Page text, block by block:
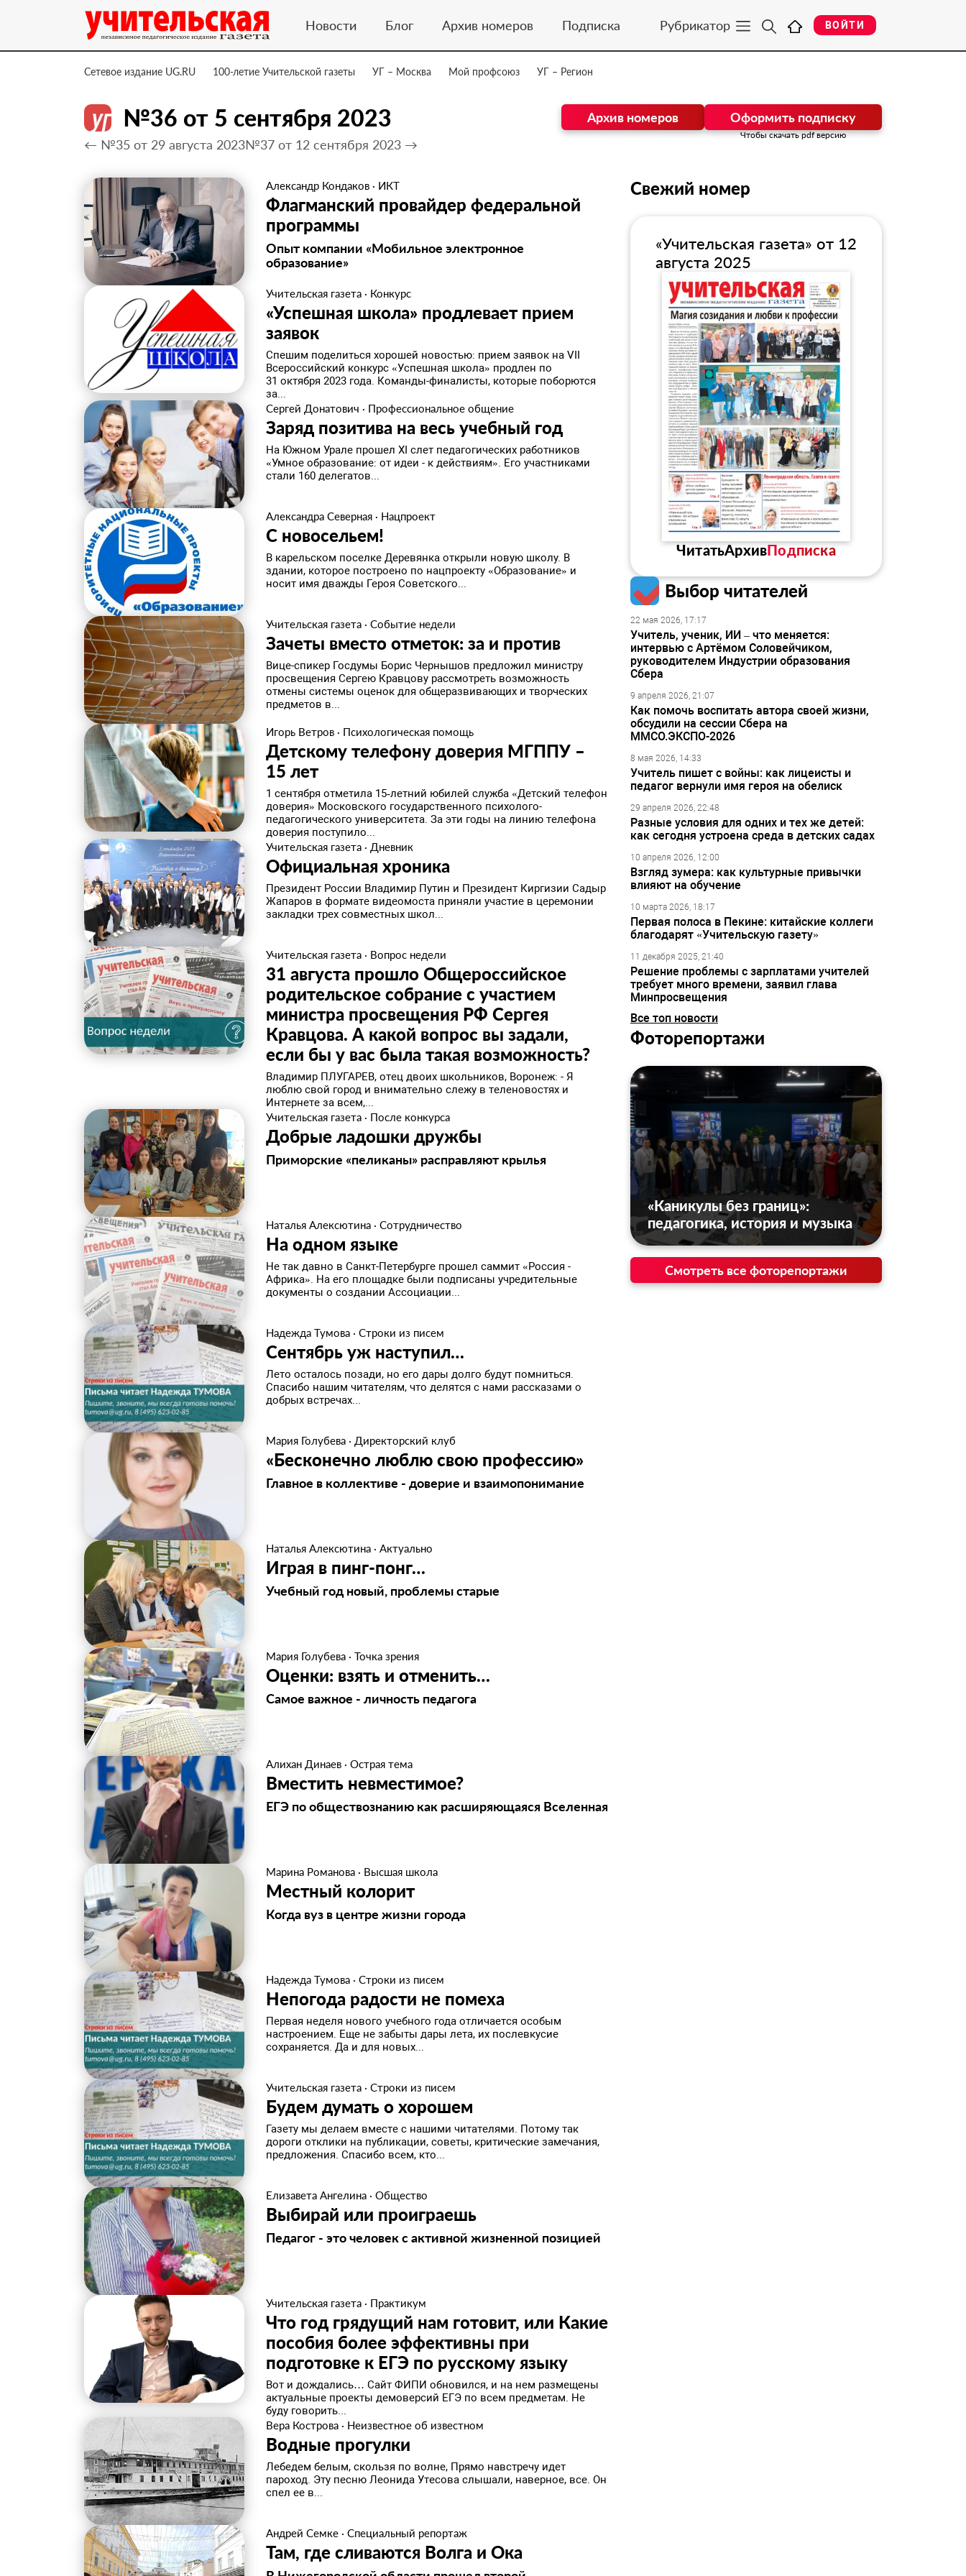
Новости Блог Архив номеров Подписка Рубрикатор ВОЙТИ
Сетевое издание UG.RU 100-летие Учительской газеты УГ – Москва Мой профсоюз УГ – Регион
№36 от 5 сентября 2023
← №35 от 29 августа 2023№37 от 12 сентября 2023 →
Архив номеров Оформить подписку
Чтобы скачать pdf версию
Александр Кондаков · ИКТ
Флагманский провайдер федеральной
программы
Опыт компании «Мобильное электронное
образование»
Учительская газета · Конкурс
«Успешная школа» продлевает прием
заявок
Спешим поделиться хорошей новостью: прием заявок на VII
Всероссийский конкурс «Успешная школа» продлен по
31 октября 2023 года. Команды-финалисты, которые поборются
за...
Сергей Донатович · Профессиональное общение
Заряд позитива на весь учебный год
На Южном Урале прошел XI слет педагогических работников
«Умное образование: от идеи - к действиям». Его участниками
стали 160 делегатов...
Александра Северная · Нацпроект
С новосельем!
В карельском поселке Деревянка открыли новую школу. В
здании, которое построено по нацпроекту «Образование» и
носит имя дважды Героя Советского...
Учительская газета · Событие недели
Зачеты вместо отметок: за и против
Вице-спикер Госдумы Борис Чернышов предложил министру
просвещения Сергею Кравцову рассмотреть возможность
отмены системы оценок для общеразвивающих и творческих
предметов в...
Игорь Ветров · Психологическая помощь
Детскому телефону доверия МГППУ –
15 лет
1 сентября отметила 15‑летний юбилей служба «Детский телефон
доверия» Московского государственного психолого-
педагогического университета. За эти годы на линию телефона
доверия поступило...
Учительская газета · Дневник
Официальная хроника
Президент России Владимир Путин и Президент Киргизии Садыр
Жапаров в формате видеомоста приняли участие в церемонии
закладки трех совместных школ...
Учительская газета · Вопрос недели
31 августа прошло Общероссийское
родительское собрание с участием
министра просвещения РФ Сергея
Кравцова. А какой вопрос вы задали,
если бы у вас была такая возможность?
Владимир ПЛУГАРЕВ, отец двоих школьников, Воронеж: - Я
люблю свой город и внимательно слежу в теленовостях и
Интернете за всем,...
Учительская газета · После конкурса
Добрые ладошки дружбы
Приморские «пеликаны» расправляют крылья
Наталья Алексютина · Сотрудничество
На одном языке
Не так давно в Санкт-Петербурге прошел саммит «Россия -
Африка». На его площадке были подписаны учредительные
документы о создании Ассоциации...
Надежда Тумова · Строки из писем
Сентябрь уж наступил…
Лето осталось позади, но его дары долго будут помниться.
Спасибо нашим читателям, что делятся с нами рассказами о
добрых встречах...
Мария Голубева · Директорский клуб
«Бесконечно люблю свою профессию»
Главное в коллективе - доверие и взаимопонимание
Наталья Алексютина · Актуально
Играя в пинг-понг…
Учебный год новый, проблемы старые
Мария Голубева · Точка зрения
Оценки: взять и отменить…
Самое важное - личность педагога
Алихан Динаев · Острая тема
Вместить невместимое?
ЕГЭ по обществознанию как расширяющаяся Вселенная
Марина Романова · Высшая школа
Местный колорит
Когда вуз в центре жизни города
Надежда Тумова · Строки из писем
Непогода радости не помеха
Первая неделя нового учебного года отличается особым
настроением. Еще не забыты дары лета, их послевкусие
сохраняется. Да и для новых...
Учительская газета · Строки из писем
Будем думать о хорошем
Газету мы делаем вместе с нашими читателями. Потому так
дороги отклики на публикации, советы, критические замечания,
предложения. Спасибо всем, кто...
Елизавета Ангелина · Общество
Выбирай или проиграешь
Педагог - это человек с активной жизненной позицией
Учительская газета · Практикум
Что год грядущий нам готовит, или Какие
пособия более эффективны при
подготовке к ЕГЭ по русскому языку
Вот и дождались… Сайт ФИПИ обновился, и на нем размещены
актуальные проекты демоверсий ЕГЭ по всем предметам. Не
буду говорить...
Вера Кострова · Неизвестное об известном
Водные прогулки
Лебедем белым, скользя по волне, Прямо навстречу идет
пароход. Эту песню Леонида Утесова слышали, наверное, все. Он
спел ее в...
Андрей Семке · Специальный репортаж
Там, где сливаются Волга и Ока
Свежий номер
«Учительская газета» от 12
августа 2025
ЧитатьАрхивПодписка
Выбор читателей
22 мая 2026, 17:17
Учитель, ученик, ИИ – что меняется:
интервью с Артёмом Соловейчиком,
руководителем Индустрии образования
Сбера
9 апреля 2026, 21:07
Как помочь воспитать автора своей жизни,
обсудили на сессии Сбера на
ММСО.ЭКСПО-2026
8 мая 2026, 14:33
Учитель пишет с войны: как лицеисты и
педагог вернули имя героя на обелиск
29 апреля 2026, 22:48
Разные условия для одних и тех же детей:
как сегодня устроена среда в детских садах
10 апреля 2026, 12:00
Взгляд зумера: как культурные привычки
влияют на обучение
10 марта 2026, 18:17
Первая полоса в Пекине: китайские коллеги
благодарят «Учительскую газету»
11 декабря 2025, 21:40
Решение проблемы с зарплатами учителей
требует много времени, заявил глава
Минпросвещения
Все топ новости
Фоторепортажи
«Каникулы без границ»:
педагогика, история и музыка
Смотреть все фоторепортажи